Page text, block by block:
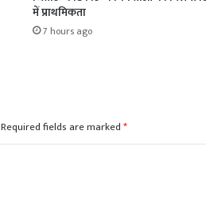
में प्राथमिकता
7 hours ago
Required fields are marked*